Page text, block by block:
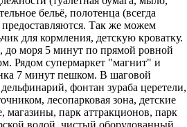
бельё, полотенца (всегда
Так же можем
для кормления, детскую кроватку.
до моря 5 минут по прямой ровной
Рядом супермаркет "магнит" и
7 минут пешком. В шаговой
фонтан зуpабa цepeтeли,
лесопарковая зона, детские
магазины, парк аттракционов, парк
водой, чистый оборудованный